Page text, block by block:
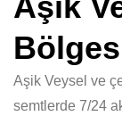
Aşik Veysel ve
semtlerde 7/24